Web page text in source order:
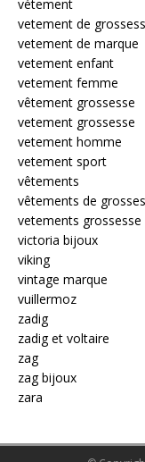
vétement
vetement de
vetement de marque
vetement enfant
vetement femme
vêtement grossesse
vetement grossesse
vetement homme
vetement sport
vêtements
vêtements de
vetements grossesse
victoria bijoux
viking
vintage marque
vuillermoz
zadig
zadig et voltaire
zag
zag bijoux
zara